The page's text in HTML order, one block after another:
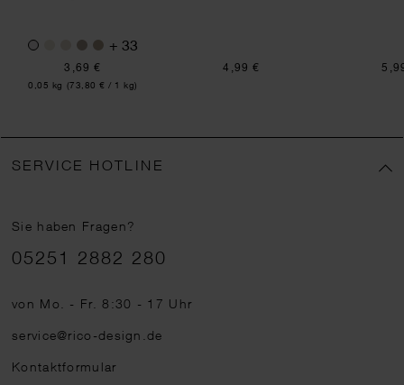
+ 33
3,69 €
Inhalt:
0,05 kg (73,80 € / 1 kg)
4,99 €
SERVICE HOTLINE
Sie haben Fragen?
Telefonnummer
05251 2882 280
von Mo. - Fr. 8:30 - 17 Uhr
service@rico-design.de
Kontaktformular